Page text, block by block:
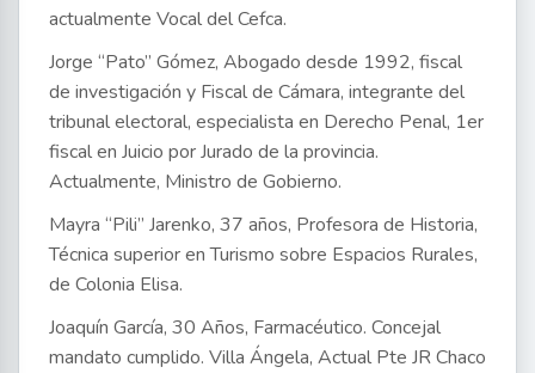
actualmente Vocal del Cefca.
Jorge “Pato” Gómez, Abogado desde 1992, fiscal
de investigación y Fiscal de Cámara, integrante del
tribunal electoral, especialista en Derecho Penal, 1er
fiscal en Juicio por Jurado de la provincia.
Actualmente, Ministro de Gobierno.
Mayra “Pili” Jarenko, 37 años, Profesora de Historia,
Técnica superior en Turismo sobre Espacios Rurales,
de Colonia Elisa.
Joaquín García, 30 Años, Farmacéutico. Concejal
mandato cumplido. Villa Ángela, Actual Pte JR Chaco